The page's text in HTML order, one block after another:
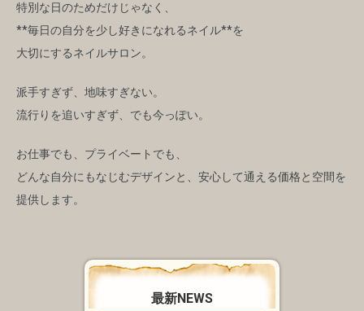
特別な日のためだけじゃなく、
**毎日の自分を少し好きになれるネイル**を
大切にするネイルサロン。
派手すぎず、地味すぎない。
流行りを追いすぎず、でも今っぽい。
お仕事でも、プライベートでも、
どんな自分にもなじむデザインと、安心して通える価格と空間を
提供します。
最新NEWS